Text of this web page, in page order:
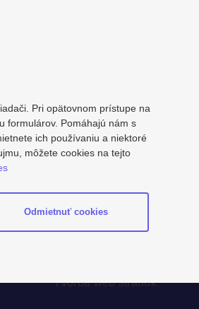
Tvorba web stránok
Pri opätovnom prístupe na
formulárov. Pomáhajú nám s
ich používaniu a niektoré
môžete cookies na tejto
Odmietnuť cookies